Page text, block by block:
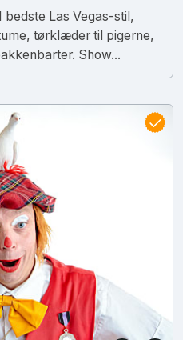
Las Vegas-stil,
tørklæder til pigerne,
Show...